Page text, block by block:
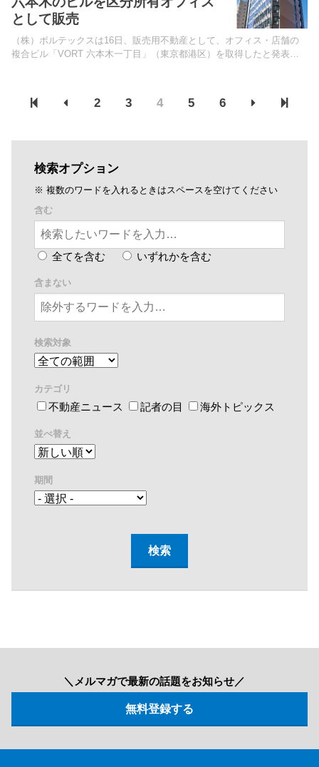
として販売
（株）ボルテックスは16日、販売用不動産として、オフィス・店舗の
複合ビル「VORT 六本木一丁目」（東京都港区）を取得したと発表し
2 3 4 5 6
検索オプション
※ 複数のワードを入れるときはスペースを空けてください
含む
全てを含む いずれかを含む
含まない
検索対象
カテゴリ
不動産ニュース 記者の目 海外トピックス
並べ替え
期間
＼メルマガで最新の話題をお知らせ／